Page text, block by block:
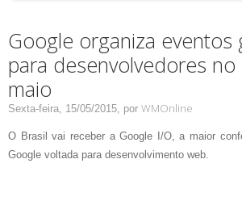
Google organiza eventos
para desenvolvedores no
maio
Sexta-feira, 15/05/2015, por WMOnline
O Brasil vai receber a Google I/O, a maior
Google voltada para desenvolvimento web.